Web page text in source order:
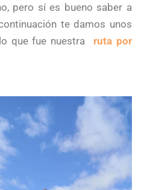
pero sí es bueno saber a
te damos unos
que fue nuestra
ruta por